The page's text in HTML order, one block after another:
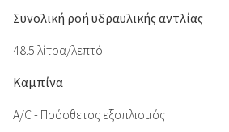
Συνολική ροή υδραυλικής αντλίας
48.5 λίτρα/λεπτό
Καμπίνα
A/C - Πρόσθετος εξοπλισμός